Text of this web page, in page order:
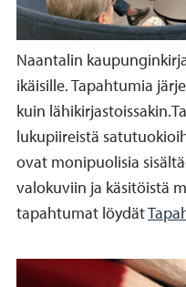
Naantalin
ikäisille. Tapahtumia
kuin
lukupiireistä
ovat monipuolisia
valokuviin ja käsitöistä
tapahtumat löydät